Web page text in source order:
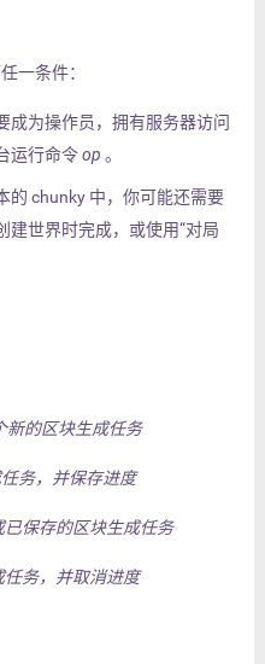
一条件：
成为操作员，拥有服务器访问
运行命令op 。
的 chunky 中，你可能还需要
建世界时完成，或使用“对局
新的区块生成任务
务，并保存进度
保存的区块生成任务
任务，并取消进度